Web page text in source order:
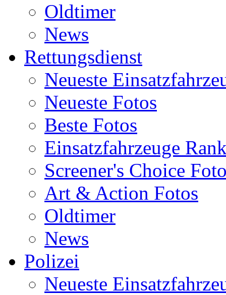
Oldtimer
News
Rettungsdienst
Neueste
Neueste Fotos
Beste Fotos
Einsatzfahrzeuge
Screener's Choice
Art & Action Fotos
Oldtimer
News
Polizei
Neueste